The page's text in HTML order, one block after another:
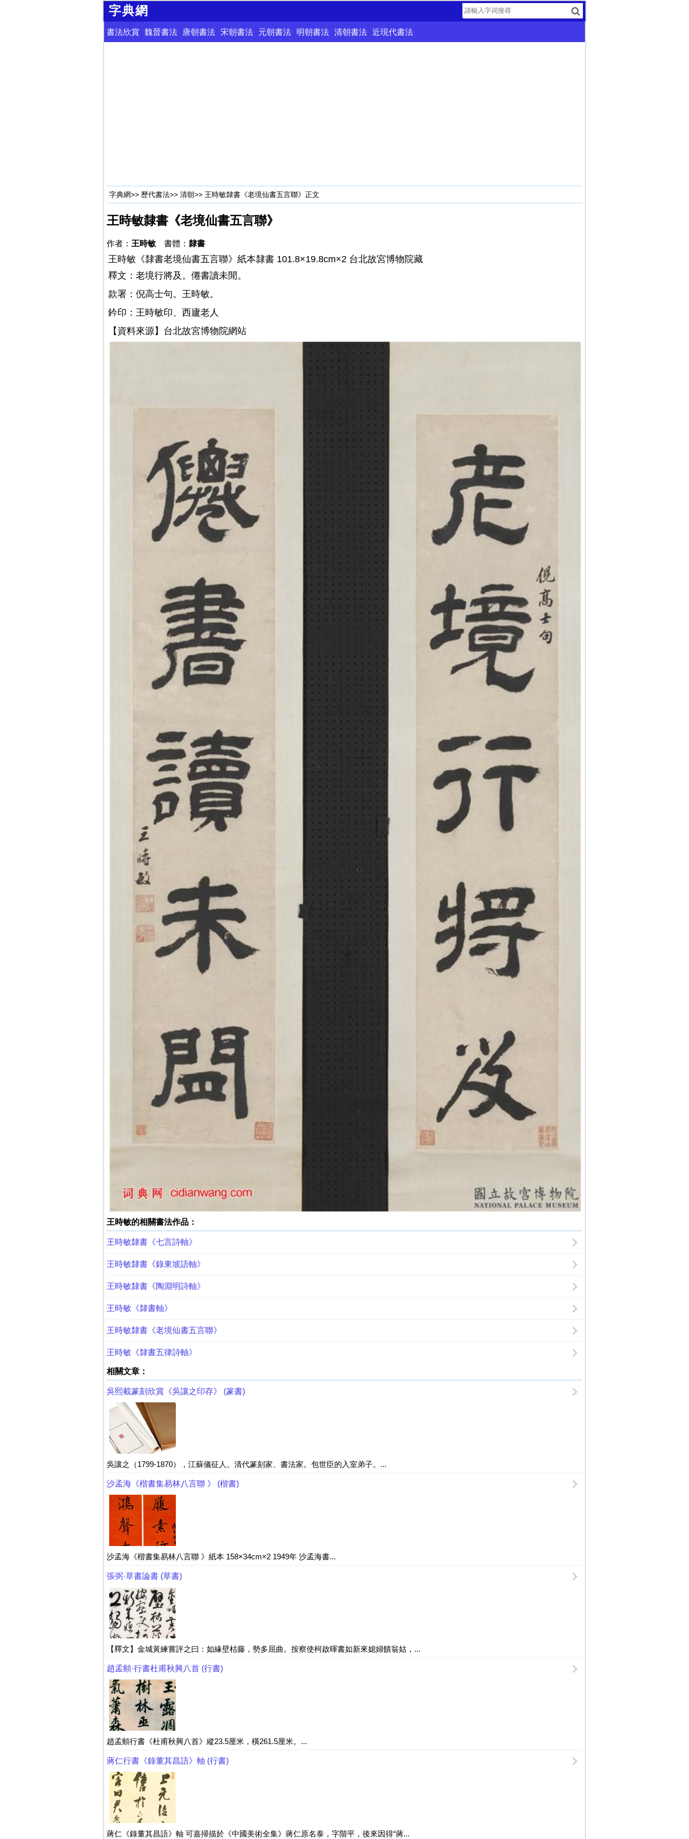
字典網
書法欣賞 魏晉書法 唐朝書法 宋朝書法 元朝書法 明朝書法 清朝書法 近現代書法
字典網>> 歷代書法>> 清朝>> 王時敏隸書《老境仙書五言聯》正文
王時敏隸書《老境仙書五言聯》
作者： 王時敏書體： 隸書
王時敏《隸書老境仙書五言聯》紙本隸書 101.8×19.8cm×2 台北故宮博物院藏
釋文：老境行將及。僊書讀未閒。
款署：倪高士句。王時敏。
鈐印：王時敏印、西廬老人
【資料來源】台北故宮博物院網站
王時敏的相關書法作品：
王時敏隸書《七言詩軸》
王時敏隸書《錄東坡語軸》
王時敏隸書《陶淵明詩軸》
王時敏《隸書軸》
王時敏隸書《老境仙書五言聯》
王時敏《隸書五律詩軸》
相關文章：
吳熙載篆刻欣賞《吳讓之印存》 (篆書)
吳讓之（1799-1870），江蘇儀征人。清代篆刻家、書法家。包世臣的入室弟子。...
沙孟海《楷書集易林八言聯 》 (楷書)
沙孟海《楷書集易林八言聯 》紙本 158×34cm×2 1949年 沙孟海書...
張弼·草書論書 (草書)
【釋文】金城黃練嘗評之曰：如緣壁枯藤，勢多屈曲。按察使柯啟暉書如新來媳婦饋翁姑，...
趙孟頫·行書杜甫秋興八首 (行書)
趙孟頫行書《杜甫秋興八首》縱23.5厘米，橫261.5厘米。...
蔣仁行書《錄董其昌語》軸 (行書)
蔣仁《錄董其昌語》軸 可嘉掃描於《中國美術全集》蔣仁原名泰，字階平，後來因得“蔣...